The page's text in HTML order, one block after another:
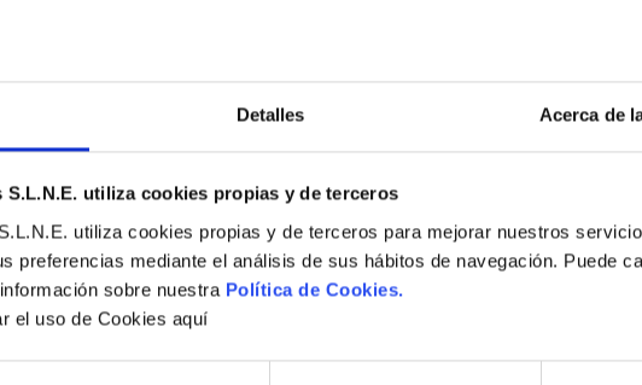
Detalles Acerca de
utiliza cookies propias y de terceros
utiliza cookies propias y de terceros para mejorar nuestros
preferencias mediante el análisis de sus hábitos de navegación. Puede
sobre nuestra Política de Cookies.
el uso de Cookies aquí
CLOUD BACKUPACRONIS
PROTECT
Cloud Backup VM